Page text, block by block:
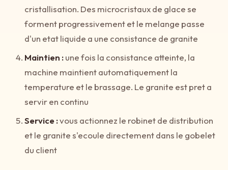
cristallisation. Des microcristaux de glace se
forment progressivement et le melange passe
d'un etat liquide a une consistance de granite
Maintien :une fois la consistance atteinte, la
machine maintient automatiquement la
temperature et le brassage. Le granite est pret a
servir en continu
Service :vous actionnez le robinet de distribution
et le granite s'ecoule directement dans le gobelet
du client